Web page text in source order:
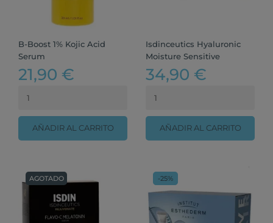
B-Boost 1% Kojic Acid
Serum
21,90 €
AÑADIR AL CARRITO
Isdinceutics Hyaluronic
Moisture Sensitive
34,90 €
AÑADIR AL CARRITO
AGOTADO -25%